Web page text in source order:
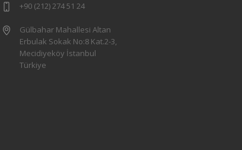
+90 (212) 274 51 24
Gülbahar Mahallesi Altan
Erbulak Sokak No:8 Kat.2-3,
Mecidiyeköy İstanbul
Türkiye